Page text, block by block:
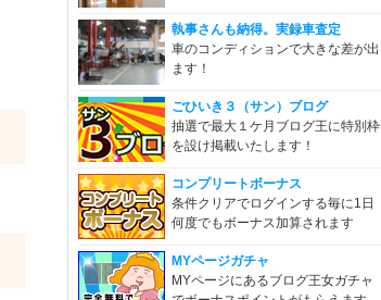
執事さんも納得。実録車査定
車のコンディションで大きな差が出
ます！
ごひいき３（サン）ブログ
抽選で最大１ケ月ブログ王に特別枠
を設け掲載いたします！
コンプリートボーナス
条件クリアでログインする毎に1日
何度でもボーナス加算されます
MYページガチャ
MYページにあるブログ王女ガチャ